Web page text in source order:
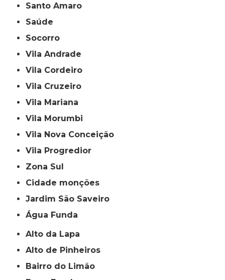
Santo Amaro
Saúde
Socorro
Vila Andrade
Vila Cordeiro
Vila Cruzeiro
Vila Mariana
Vila Morumbi
Vila Nova Conceição
Vila Progredior
Zona Sul
cidade monções
jardim São Saveiro
Água Funda
Alto da Lapa
Alto de Pinheiros
Bairro do Limão